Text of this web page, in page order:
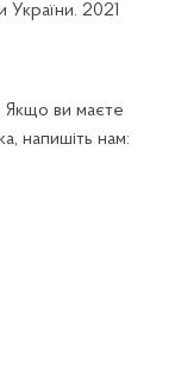
України. 2021
Якщо ви маєте
напишіть нам: